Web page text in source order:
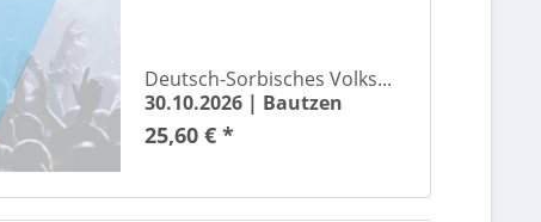
Der kleine Drache Kokosnuss - reist um die Welt
Der Traumzauberbaum
Devid Striesow
Deutsch-Sorbisches Volks...
30.10.2026 | Bautzen
25,60 € *